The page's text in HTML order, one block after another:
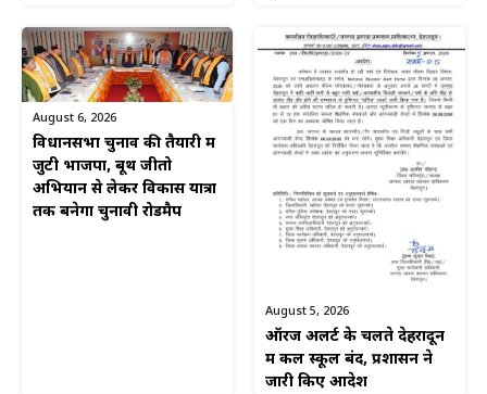
August 6, 2026
विधानसभा चुनाव की तैयारी में
जुटी भाजपा, बूथ जीतो
अभियान से लेकर विकास यात्रा
तक बनेगा चुनावी रोडमैप
August 5, 2026
ऑरेंज अलर्ट के चलते देहरादून
में कल स्कूल बंद, प्रशासन ने
जारी किए आदेश